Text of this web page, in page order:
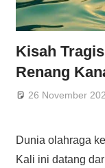
Kisah
Renang
26 November
Dunia olahraga
Kali ini datang